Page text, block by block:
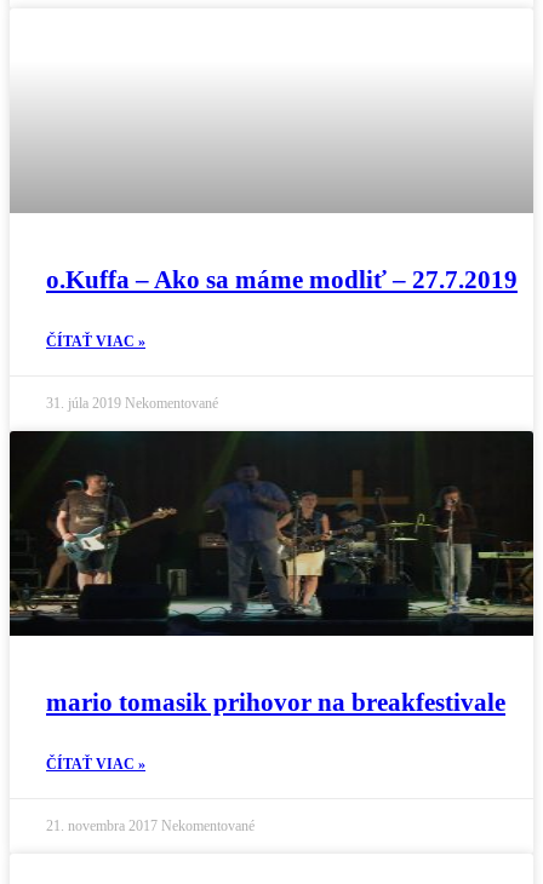
o.Kuffa – Ako sa máme modliť – 27.7.2019
ČÍTAŤ VIAC »
31. júla 2019 Nekomentované
mario tomasik prihovor na breakfestivale
ČÍTAŤ VIAC »
21. novembra 2017 Nekomentované